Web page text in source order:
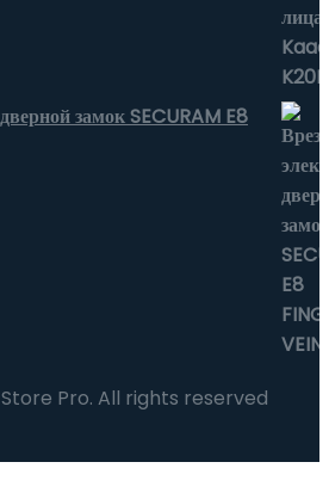
замок SECURAM E8
Pro. All rights reserved